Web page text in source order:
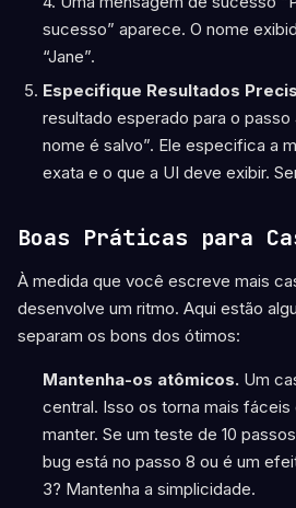
sucesso” aparece. O nome
“Jane”.
Especifique Resultados
resultado esperado para o passo
nome é salvo”. Ele especifica a
exata e o que a UI deve exibir.
Boas Práticas para
À medida que você escreve mais
desenvolve um ritmo. Aqui estão
separam os bons dos ótimos:
Mantenha-os atômicos.Um
central. Isso os torna mais fáceis
manter. Se um teste de 10
bug está no passo 8 ou é um
3? Mantenha a simplicidade.